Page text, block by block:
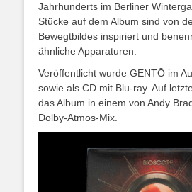
Jahrhunderts im Berliner
Stücke auf dem Album sind von
Bewegtbildes inspiriert und
ähnliche Apparaturen.
Veröffentlicht wurde GENTŌ im
sowie als CD mit Blu-ray. Auf
das Album in einem von Andy
Dolby-Atmos-Mix.